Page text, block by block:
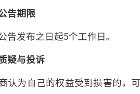
告期限
告发布之日起5个工作日。
疑与投诉
认为自己的权益受到损害的，